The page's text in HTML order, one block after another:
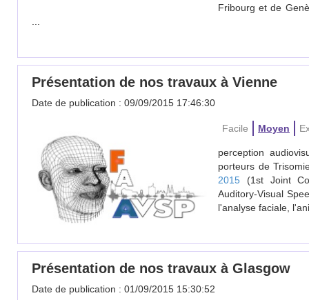
Fribourg et de
Présentation de nos travaux à Vienne
Date de publication : 09/09/2015 17:46:30
Facile Moyen
perception
porteurs de
2015 (1st Joint
Auditory-Visual
l'analyse faciale,
Présentation de nos travaux à Glasgow
Date de publication : 01/09/2015 15:30:52